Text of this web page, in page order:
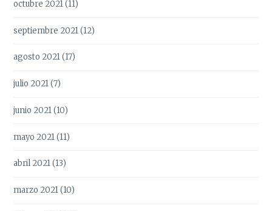
octubre 2021(11)
septiembre 2021(12)
agosto 2021(17)
julio 2021(7)
junio 2021(10)
mayo 2021(11)
abril 2021(13)
marzo 2021(10)